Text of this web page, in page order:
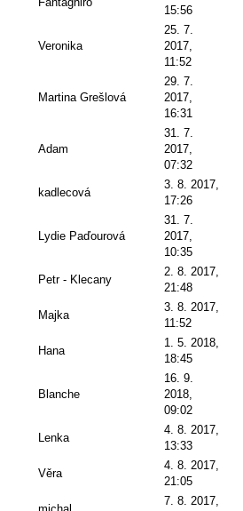
15:56
Veronika
25. 7.
2017,
11:52
Martina Grešlová
29. 7.
2017,
16:31
Adam
31. 7.
2017,
07:32
kadlecová
3. 8. 2017,
17:26
Lydie Paďourová
31. 7.
2017,
10:35
Petr - Klecany
2. 8. 2017,
21:48
Majka
3. 8. 2017,
11:52
Hana
1. 5. 2018,
18:45
Blanche
16. 9.
2018,
09:02
Lenka
4. 8. 2017,
13:33
Věra
4. 8. 2017,
21:05
7. 8. 2017,